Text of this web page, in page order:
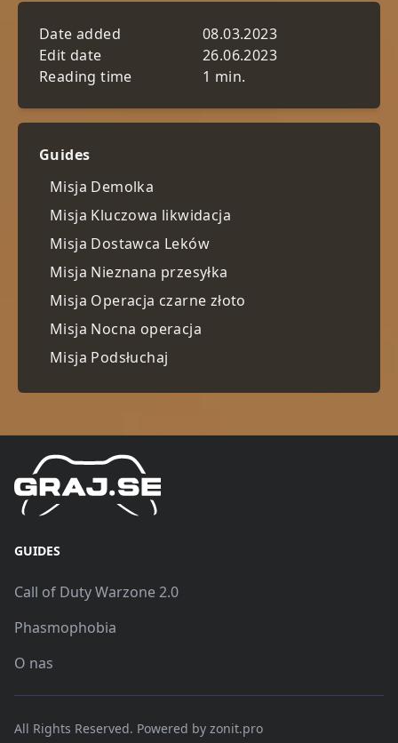
Date added
08.03.2023
Edit date
26.06.2023
Reading time
1 min.
Guides
Misja Demolka
Misja Kluczowa likwidacja
Misja Dostawca Leków
Misja Nieznana przesyłka
Misja Operacja czarne złoto
Misja Nocna operacja
Misja Podsłuchaj
GUIDES
Call of Duty Warzone 2.0
Phasmophobia
O nas
All Rights Reserved. Powered by zonit.pro